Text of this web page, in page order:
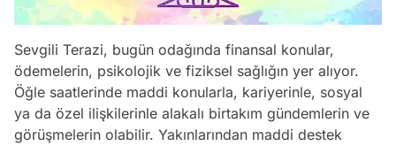
Sevgili Terazi, bugün odağında finansal konular,
ödemelerin, psikolojik ve fiziksel sağlığın yer alıyor.
Öğle saatlerinde maddi konularla, kariyerinle, sosyal
ya da özel ilişkilerinle alakalı birtakım gündemlerin ve
görüşmelerin olabilir. Yakınlarından maddi destek